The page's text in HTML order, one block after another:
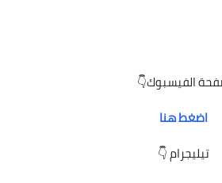
الفيسبوك👇
اضغط هنا
تيليجرام 👇